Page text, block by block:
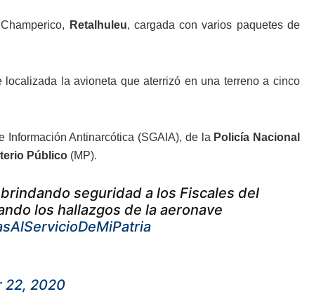
Retalhuleu, cargada con varios paquetes de
localizada la avioneta que aterrizó en una terreno a cinco
Antinarcótica (SGAIA), de la Policía Nacional
Público (MP).
seguridad a los Fiscales del
los hallazgos de la aeronave
22, 2020